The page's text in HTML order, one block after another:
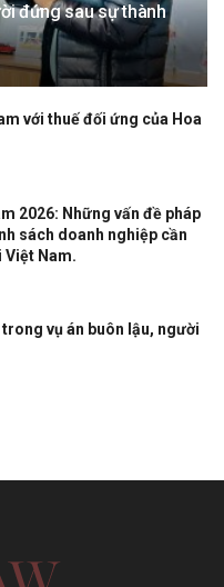
đứng sau sự thành
với thuế đối ứng của Hoa
2026: Những vấn đề pháp
sách doanh nghiệp cần
Việt Nam.
vụ án buôn lậu, người